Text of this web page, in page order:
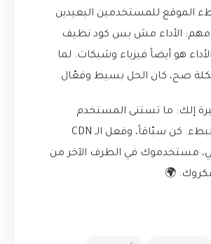
الموقع للمستخدمين البعيدين
مهم: الأداء مش بس كود نظيف
هو أيضاً فيزياء وشبكات. لما
صح، كان الحل بسيط وفعّال.
إلك: ما تستنى المستخدم
يشتكي من البطء. كن سبّاقاً، وفعل الـ CDN
مستخدموك في الطرف الآخر من
🌍